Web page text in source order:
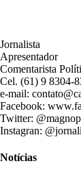
Jornalista
Apresentador
Comentarista
Cel. (61) 9 8304-
e-mail:
Facebook:
Twitter:
Instagran:
Notícias